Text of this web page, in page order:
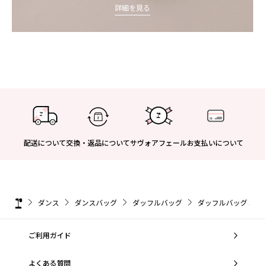
詳細を見る
配送について交換・返品についてサヴォアフェールお支払いについて
ダンス ダンスバッグ ダッフルバッグ ダッフルバッグ Sサ
ご利用ガイド
よくある質問